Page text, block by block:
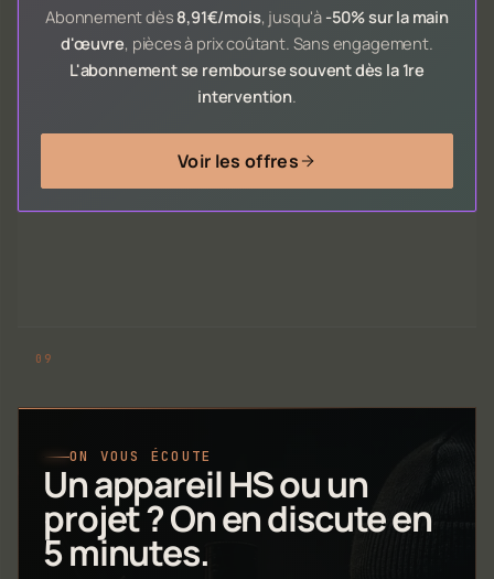
Abonnement dès 8,91€/mois, jusqu'à -50% sur la main
d'œuvre, pièces à prix coûtant. Sans engagement.
L'abonnement se rembourse souvent dès la 1re
intervention.
Voir les offres
ON VOUS ÉCOUTE
Un appareil HS ou un
projet ? On en discute en
5 minutes.